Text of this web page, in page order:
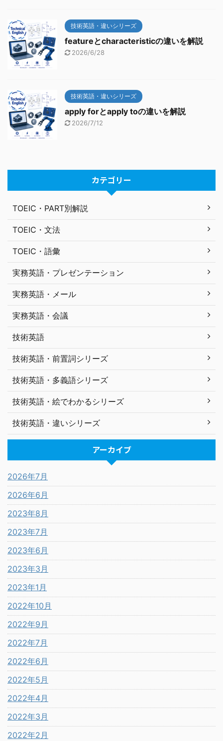
技術英語・違いシリーズ
featureとcharacteristicの違いを解説
2026/6/28
技術英語・違いシリーズ
apply forとapply toの違いを解説
2026/7/12
カテゴリー
TOEIC・PART別解説
TOEIC・文法
TOEIC・語彙
実務英語・プレゼンテーション
実務英語・メール
実務英語・会議
技術英語
技術英語・前置詞シリーズ
技術英語・多義語シリーズ
技術英語・絵でわかるシリーズ
技術英語・違いシリーズ
アーカイブ
2026年7月
2026年6月
2023年8月
2023年7月
2023年6月
2023年3月
2023年1月
2022年10月
2022年9月
2022年7月
2022年6月
2022年5月
2022年4月
2022年3月
2022年2月